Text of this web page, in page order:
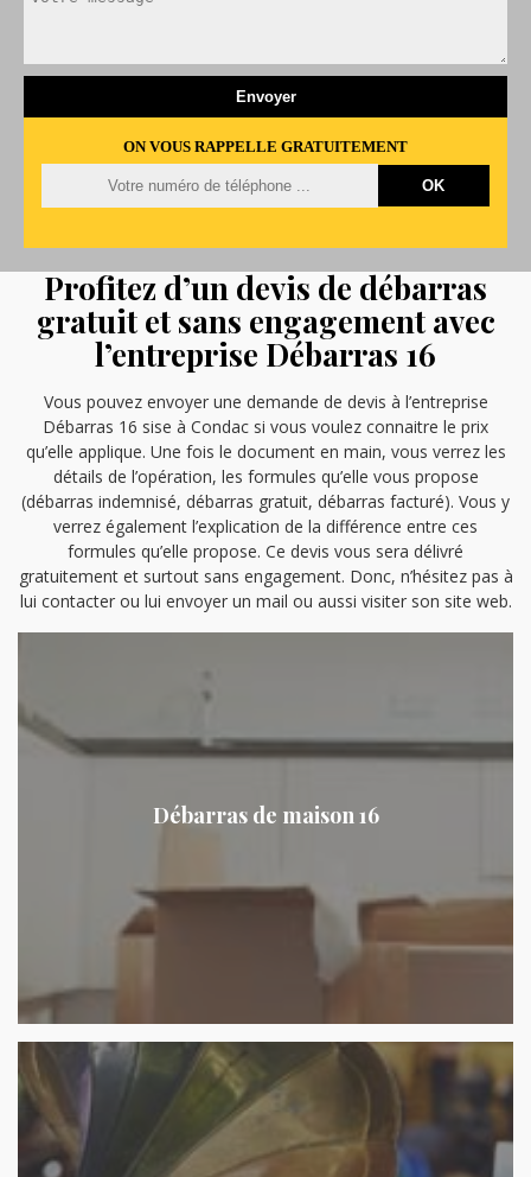
ON VOUS RAPPELLE GRATUITEMENT
Profitez d’un devis de débarras
gratuit et sans engagement avec
l’entreprise Débarras 16
Vous pouvez envoyer une demande de devis à l’entreprise
Débarras 16 sise à Condac si vous voulez connaitre le prix
qu’elle applique. Une fois le document en main, vous verrez les
détails de l’opération, les formules qu’elle vous propose
(débarras indemnisé, débarras gratuit, débarras facturé). Vous y
verrez également l’explication de la différence entre ces
formules qu’elle propose. Ce devis vous sera délivré
gratuitement et surtout sans engagement. Donc, n’hésitez pas à
lui contacter ou lui envoyer un mail ou aussi visiter son site web.
Débarras de maison 16